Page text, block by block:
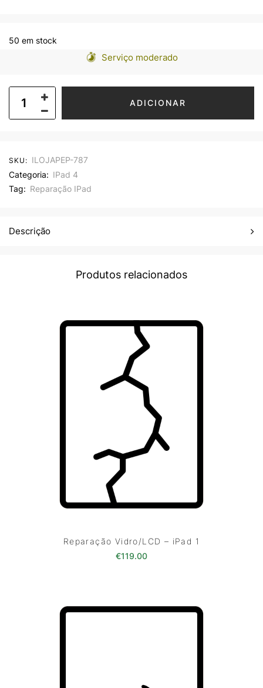
50 em stock
Serviço moderado
ADICIONAR
SKU: ILOJAPEP-787
Categoria: IPad 4
Tag: Reparação IPad
Descrição
Produtos relacionados
Reparação Vidro/LCD – iPad 1
€119.00